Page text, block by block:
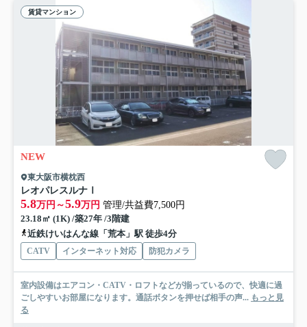
賃貸マンション
NEW
東大阪市横枕西
レオパレスルナⅠ
5.8万円～5.9万円 管理/共益費7,500円
23.18㎡ (1K) /築27年 /3階建
近鉄けいはんな線「荒本」駅 徒歩4分
CATV インターネット対応 防犯カメラ
室内設備はエアコン・CATV・ロフトなどが揃っているので、快適に過
ごしやすいお部屋になります。通話ボタンを押せば相手の声... もっと見
る